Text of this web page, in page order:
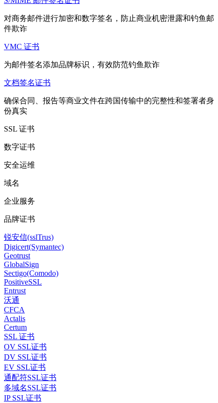
对商务邮件进行加密和数字签名，防止商业机密泄露和钓鱼邮
件欺诈
VMC 证书
为邮件签名添加品牌标识，有效防范钓鱼欺诈
文档签名证书
确保合同、报告等商业文件在跨国传输中的完整性和签署者身
份真实
SSL 证书
数字证书
安全运维
域名
企业服务
品牌证书
锐安信(sslTrus)
Digicert(Symantec)
Geotrust
GlobalSign
Sectigo(Comodo)
PositiveSSL
Entrust
沃通
CFCA
Actalis
Certum
SSL 证书
OV SSL证书
DV SSL证书
EV SSL证书
通配符SSL证书
多域名SSL证书
IP SSL证书